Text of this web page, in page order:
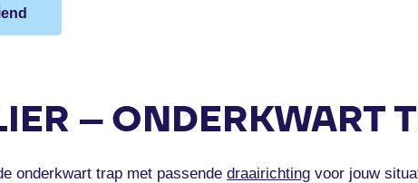
– ONDERKWART
onderkwart trap met passende draairichting voor jouw